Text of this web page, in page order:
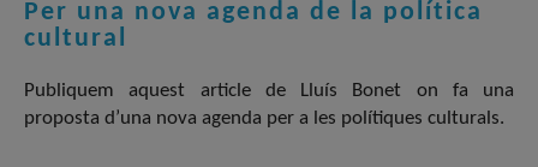
Per una nova agenda de la política
cultural
Publiquem aquest article de Lluís Bonet on fa una
proposta d’una nova agenda per a les polítiques culturals.